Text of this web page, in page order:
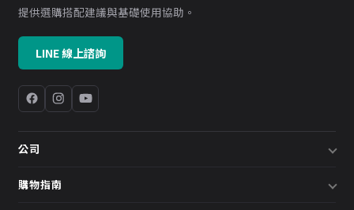
提供選購搭配建議與基礎使用協助。
LINE 線上諮詢
公司
關於我們
購物指南